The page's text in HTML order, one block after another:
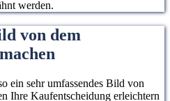
Festplatte wurde
im NVR (V80)
und schnell
bereits
ASINs
werden.
von dem
ein sehr umfassendes Bild von
Ihre Kaufentscheidung erleichtern